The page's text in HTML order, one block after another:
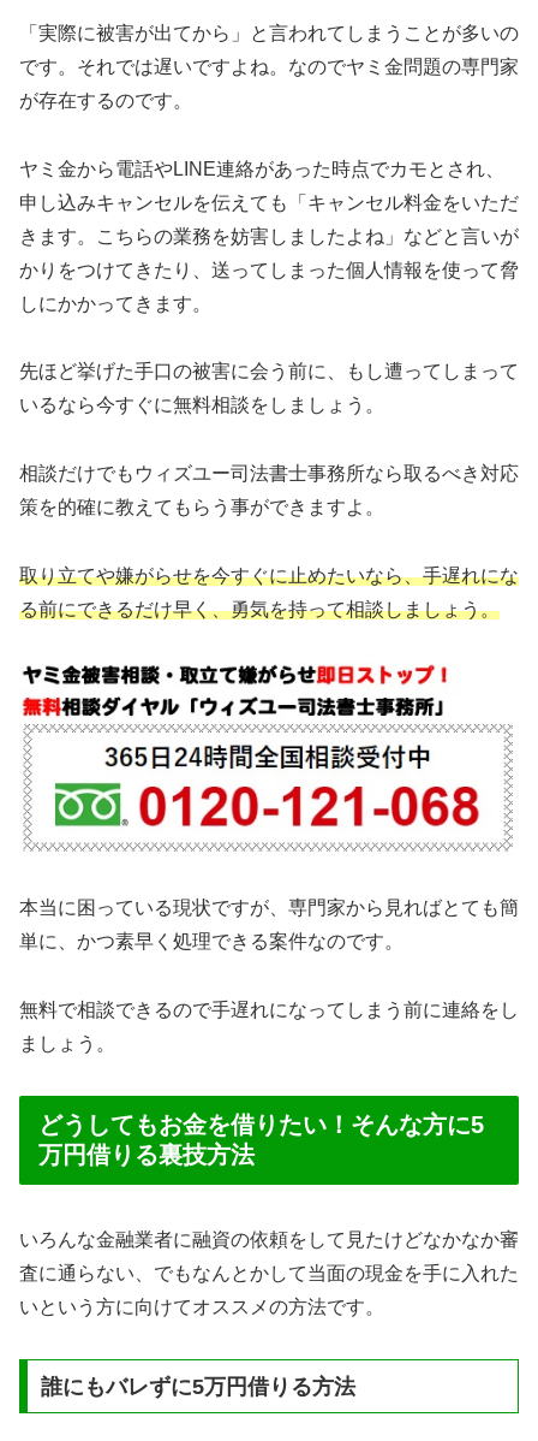
「実際に被害が出てから」と言われてしまうことが多いの
です。それでは遅いですよね。なのでヤミ金問題の専門家
が存在するのです。
ヤミ金から電話やLINE連絡があった時点でカモとされ、
申し込みキャンセルを伝えても「キャンセル料金をいただ
きます。こちらの業務を妨害しましたよね」などと言いが
かりをつけてきたり、送ってしまった個人情報を使って脅
しにかかってきます。
先ほど挙げた手口の被害に会う前に、もし遭ってしまって
いるなら今すぐに無料相談をしましょう。
相談だけでもウィズユー司法書士事務所なら取るべき対応
策を的確に教えてもらう事ができますよ。
取り立てや嫌がらせを今すぐに止めたいなら、手遅れにな
る前にできるだけ早く、勇気を持って相談しましょう。
本当に困っている現状ですが、専門家から見ればとても簡
単に、かつ素早く処理できる案件なのです。
無料で相談できるので手遅れになってしまう前に連絡をし
ましょう。
どうしてもお金を借りたい！そんな方に5
万円借りる裏技方法
いろんな金融業者に融資の依頼をして見たけどなかなか審
査に通らない、でもなんとかして当面の現金を手に入れた
いという方に向けてオススメの方法です。
誰にもバレずに5万円借りる方法